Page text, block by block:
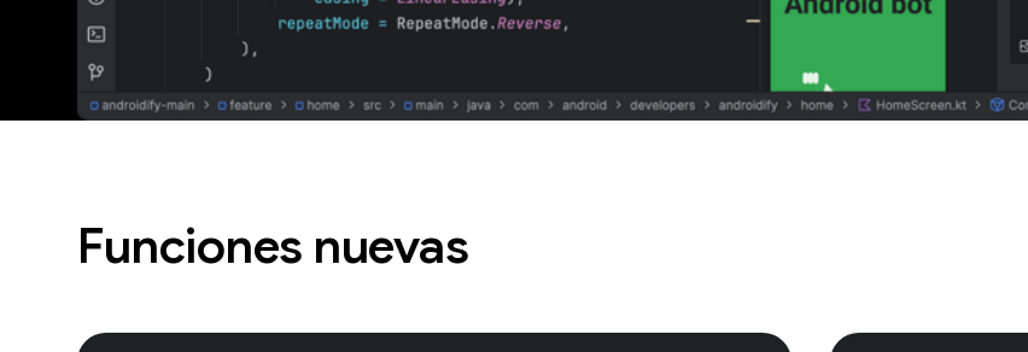
Funciones nuevas